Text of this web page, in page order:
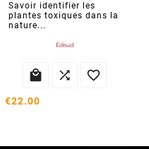
Savoir identifier les
plantes toxiques dans la
nature...
  
€22.00